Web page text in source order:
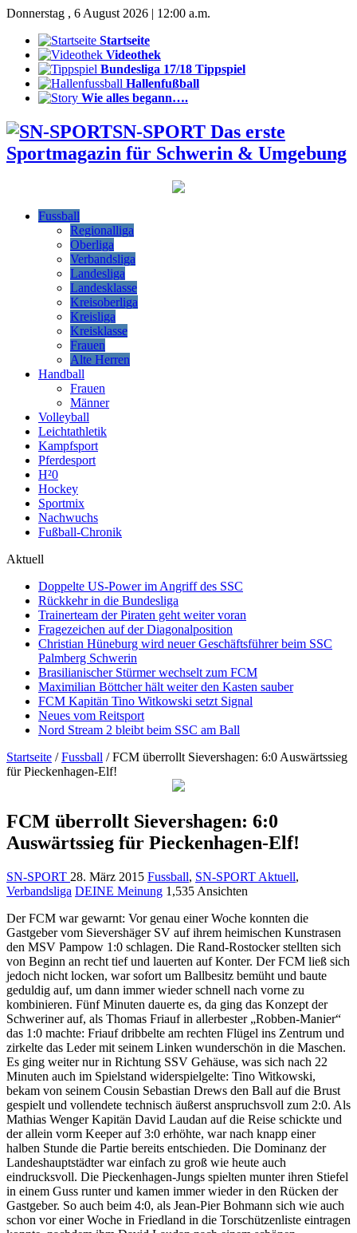
Donnerstag , 6 August 2026 | 12:00 a.m.
Startseite
Videothek
Bundesliga 17/18 Tippspiel
Hallenfußball
Wie alles begann….
SN-SPORT Das erste
Sportmagazin für Schwerin & Umgebung
Fussball
Regionalliga
Oberliga
Verbandsliga
Landesliga
Landesklasse
Kreisoberliga
Kreisliga
Kreisklasse
Frauen
Alte Herren
Handball
Frauen
Männer
Volleyball
Leichtathletik
Kampfsport
Pferdesport
H²0
Hockey
Sportmix
Nachwuchs
Fußball-Chronik
Aktuell
Doppelte US-Power im Angriff des SSC
Rückkehr in die Bundesliga
Trainerteam der Piraten geht weiter voran
Fragezeichen auf der Diagonalposition
Christian Hüneburg wird neuer Geschäftsführer beim SSC
Palmberg Schwerin
Brasilianischer Stürmer wechselt zum FCM
Maximilian Böttcher hält weiter den Kasten sauber
FCM Kapitän Tino Witkowski setzt Signal
Neues vom Reitsport
Nord Stream 2 bleibt beim SSC am Ball
Startseite / Fussball / FCM überrollt Sievershagen: 6:0 Auswärtssieg
für Pieckenhagen-Elf!
FCM überrollt Sievershagen: 6:0
Auswärtssieg für Pieckenhagen-Elf!
SN-SPORT 28. März 2015 Fussball, SN-SPORT Aktuell,
Verbandsliga DEINE Meinung 1,535 Ansichten
Der FCM war gewarnt: Vor genau einer Woche konnten die
Gastgeber vom Sievershäger SV auf ihrem heimischen Kunstrasen
den MSV Pampow 1:0 schlagen. Die Rand-Rostocker stellten sich
von Beginn an recht tief und lauerten auf Konter. Der FCM ließ sich
jedoch nicht locken, war sofort um Ballbesitz bemüht und baute
geduldig auf, um dann immer wieder schnell nach vorne zu
kombinieren. Fünf Minuten dauerte es, da ging das Konzept der
Schweriner auf, als Thomas Friauf in allerbester „Robben-Manier“
das 1:0 machte: Friauf dribbelte am rechten Flügel ins Zentrum und
zirkelte das Leder mit seinem Linken wunderschön in die Maschen.
Es ging weiter nur in Richtung SSV Gehäuse, was sich nach 22
Minuten auch im Spielstand widerspielgelte: Tino Witkowski,
bekam von seinem Cousin Sebastian Drews den Ball auf die Brust
gespielt und vollendete technisch äußerst anspruchsvoll zum 2:0. Als
Mathias Wenger Kapitän David Laudan auf die Reise schickte und
der allein vorm Keeper auf 3:0 erhöhte, war nach knapp einer
halben Stunde die Partie bereits entschieden. Die Dominanz der
Landeshauptstädter war einfach zu groß wie heute auch
eindrucksvoll. Die Pieckenhagen-Jungs spielten munter ihren Stiefel
in einem Guss runter und kamen immer wieder in den Rücken der
Gastgeber. So auch beim 4:0, als Jean-Pier Bohmann sich wie auch
schon vor einer Woche in Friedland in die Torschützenliste eintragen